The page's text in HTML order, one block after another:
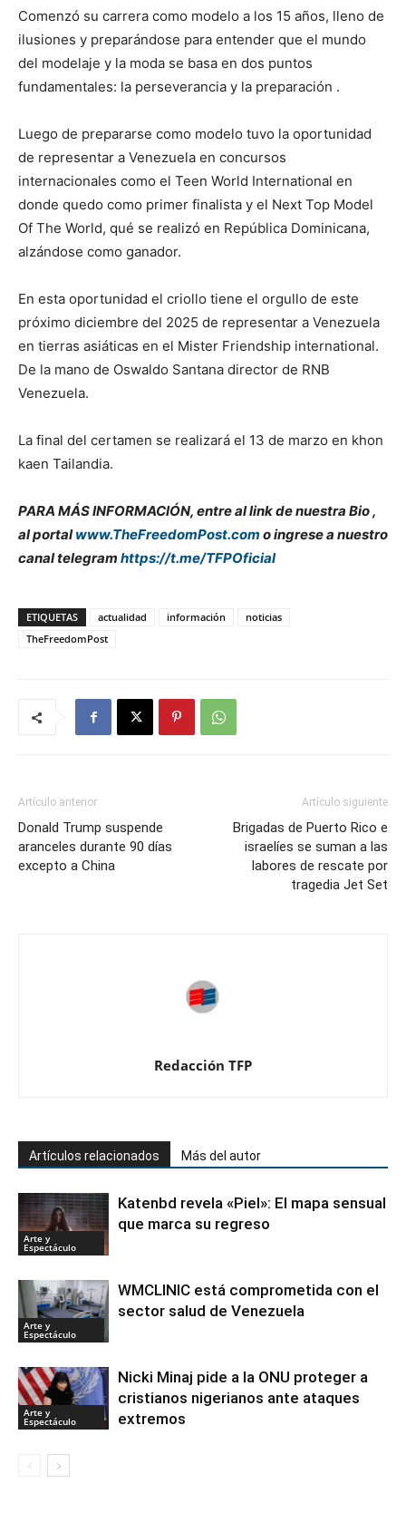
Comenzó su carrera como modelo a los 15 años, lleno de
ilusiones y preparándose para entender que el mundo
del modelaje y la moda se basa en dos puntos
fundamentales: la perseverancia y la preparación .
Luego de prepararse como modelo tuvo la oportunidad
de representar a Venezuela en concursos
internacionales como el Teen World International en
donde quedo como primer finalista y el Next Top Model
Of The World, qué se realizó en República Dominicana,
alzándose como ganador.
En esta oportunidad el criollo tiene el orgullo de este
próximo diciembre del 2025 de representar a Venezuela
en tierras asiáticas en el Mister Friendship international.
De la mano de Oswaldo Santana director de RNB
Venezuela.
La final del certamen se realizará el 13 de marzo en khon
kaen Tailandia.
PARA MÁS INFORMACIÓN, entre al link de nuestra Bio ,
al portalwww.TheFreedomPost.com o ingrese a nuestro
canal telegram https://t.me/TFPOficial
ETIQUETAS actualidad información
noticias
TheFreedomPost
Artículo anterior
Donald Trump suspende
aranceles durante 90 días
excepto a China
Artículo siguiente
Brigadas de Puerto Rico e
israelíes se suman a las
labores de rescate por
tragedia Jet Set
Redacción TFP
Artículos relacionados Más del autor
Arte y
Espectáculo
Katenbd revela «Piel»: El mapa sensual
que marca su regreso
Arte y
Espectáculo
WMCLINIC está comprometida con el
sector salud de Venezuela
Arte y
Espectáculo
Nicki Minaj pide a la ONU proteger a
cristianos nigerianos ante ataques
extremos